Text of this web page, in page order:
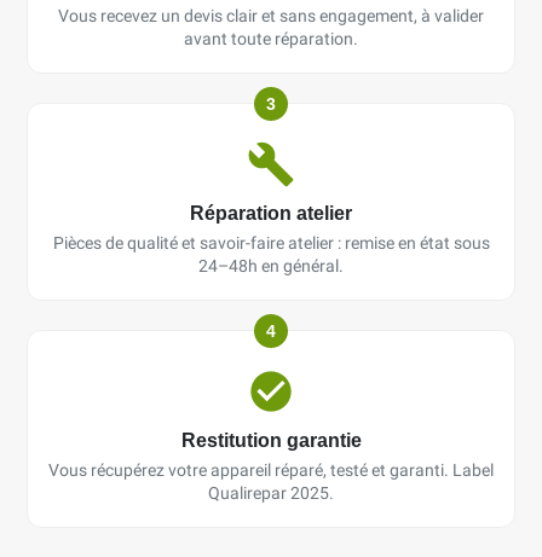
Vous recevez un devis clair et sans engagement, à valider
avant toute réparation.
3
Réparation atelier
Pièces de qualité et savoir-faire atelier : remise en état sous
24–48h en général.
4
Restitution garantie
Vous récupérez votre appareil réparé, testé et garanti. Label
Qualirepar 2025.